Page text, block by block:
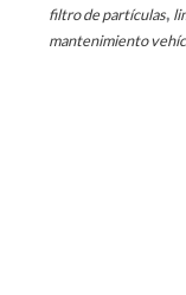
filtro de partículas,
mantenimiento